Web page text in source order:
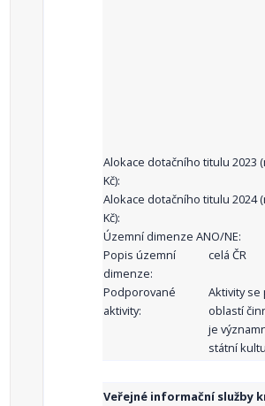
Alokace dotačního titulu 2023
Kč):
Alokace dotačního titulu 2024
Kč):
Územní dimenze ANO/NE:
Popis územní
dimenze:
celá ČR
Podporované
aktivity:
Aktivity se
oblastí
je
státní
Veřejné informační služby